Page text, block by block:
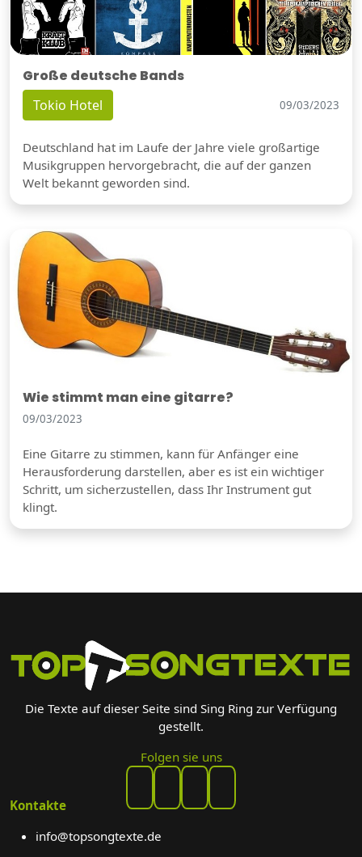
Große deutsche Bands
Tokio Hotel 09/03/2023
Deutschland hat im Laufe der Jahre viele großartige
Musikgruppen hervorgebracht, die auf der ganzen
Welt bekannt geworden sind.
Wie stimmt man eine gitarre?
09/03/2023
Eine Gitarre zu stimmen, kann für Anfänger eine
Herausforderung darstellen, aber es ist ein wichtiger
Schritt, um sicherzustellen, dass Ihr Instrument gut
klingt.
Die Texte auf dieser Seite sind Sing Ring zur Verfügung
gestellt.
Folgen sie uns
Kontakte
info@topsongtexte.de